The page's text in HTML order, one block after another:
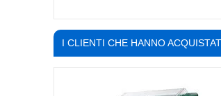
I CLIENTI CHE HANNO